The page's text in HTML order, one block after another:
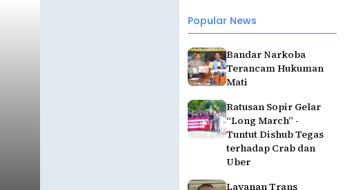
Popular News
Bandar Narkoba
Terancam Hukuman
Mati
Ratusan Sopir Gelar
“Long March” -
Tuntut Dishub Tegas
terhadap Crab dan
Uber
Layanan Trans